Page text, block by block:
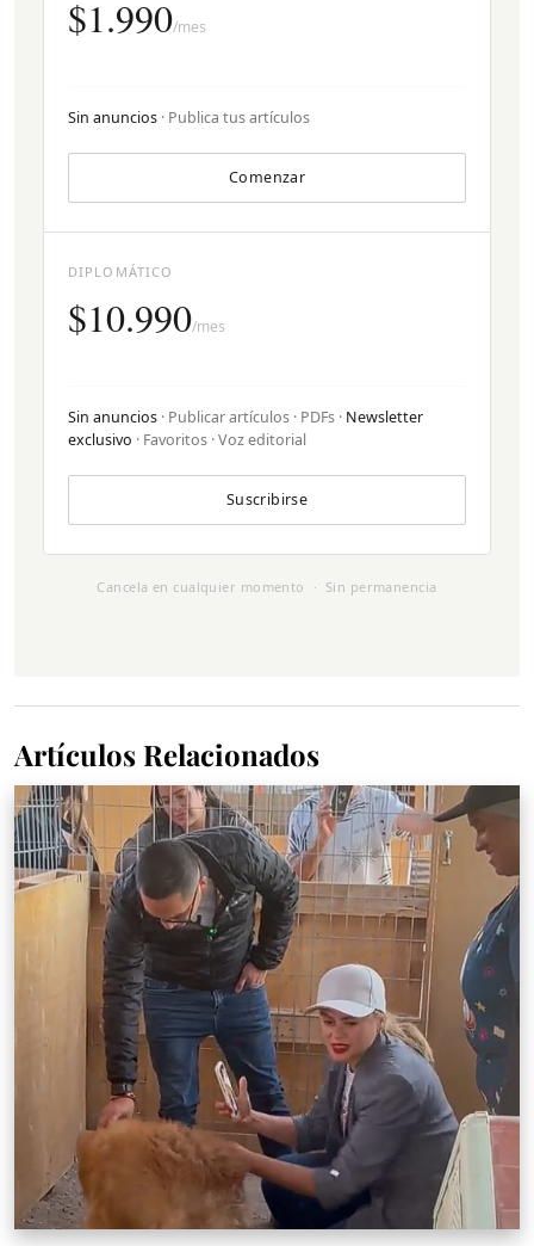
$1.990/mes
Sin anuncios · Publica tus artículos
Comenzar
DIPLOMÁTICO
$10.990/mes
Sin anuncios · Publicar artículos · PDFs · Newsletter
exclusivo · Favoritos · Voz editorial
Suscribirse
Cancela en cualquier momento · Sin permanencia
Artículos Relacionados